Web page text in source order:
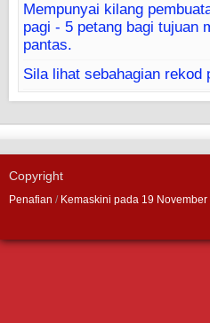
Mempunyai kilang
pagi - 5 petang bagi tujuan
pantas.
Sila lihat sebahagian rekod
Copyright
Penafian / Kemaskini pada 19 November